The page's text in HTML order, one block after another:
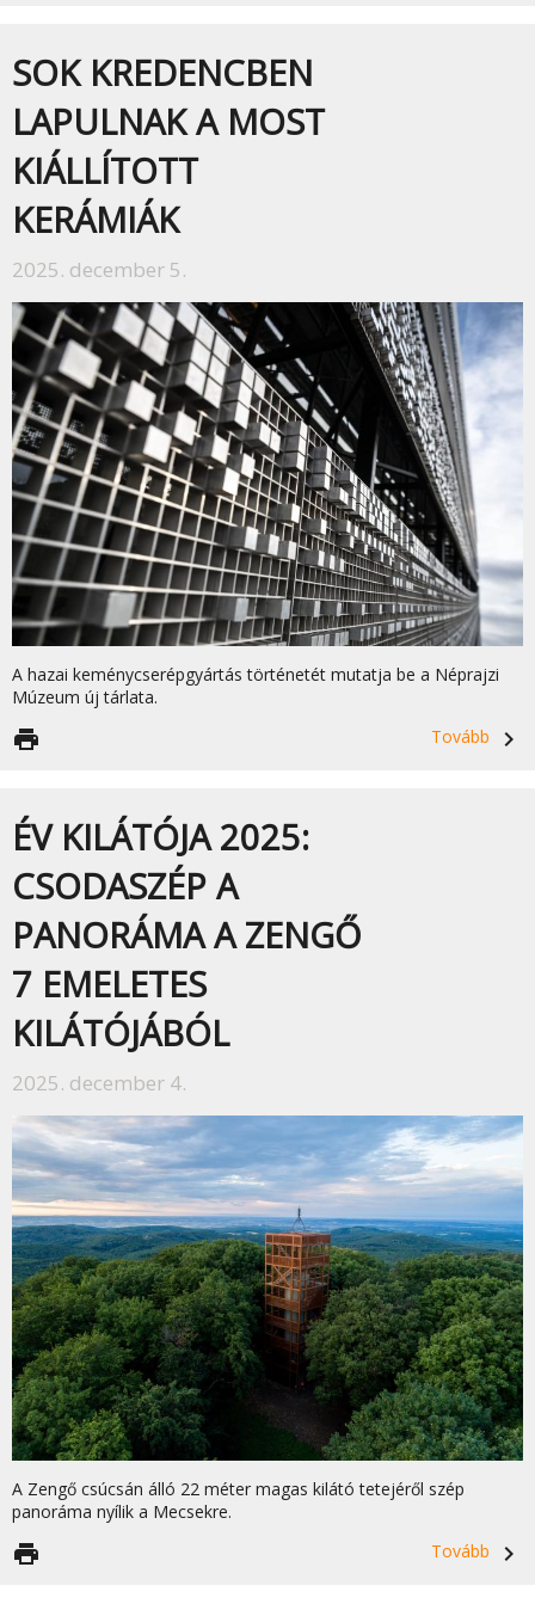
SOK KREDENCBEN
LAPULNAK A MOST
KIÁLLÍTOTT
KERÁMIÁK
2025. december 5.
A hazai keménycserépgyártás történetét mutatja be a Néprajzi
Múzeum új tárlata.
Tovább
navigate_next
print
ÉV KILÁTÓJA 2025:
CSODASZÉP A
PANORÁMA A ZENGŐ
7 EMELETES
KILÁTÓJÁBÓL
2025. december 4.
A Zengő csúcsán álló 22 méter magas kilátó tetejéről szép
panoráma nyílik a Mecsekre.
Tovább
navigate_next
print